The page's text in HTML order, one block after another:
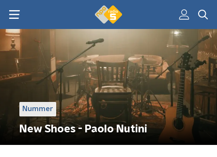
Nummer
New Shoes - Paolo Nutini